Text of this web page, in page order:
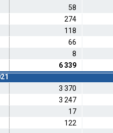
58
274
118
66
8
6 339
3 370
3 247
17
122